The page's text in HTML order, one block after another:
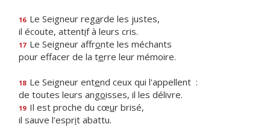
16 Le Seigneur regarde les justes,
il écoute, attentif à leurs cris.
17 Le Seigneur affronte les méchants
pour effacer de la terre leur mémoire.
18 Le Seigneur entend ceux qui l'appellent :
de toutes leurs angoisses, il les délivre.
19 Il est proche du cœur brisé,
il sauve l'esprit abattu.